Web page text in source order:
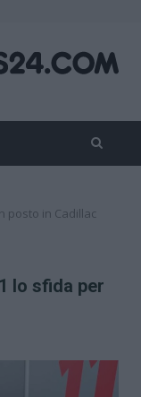
posto in Cadillac
lo sfida per